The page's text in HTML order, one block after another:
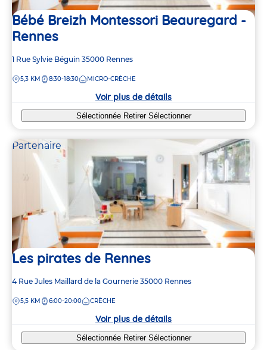
Bébé Breizh Montessori Beauregard -
Rennes
Adresse
la
1 Rue Sylvie Béguin 35000 Rennes
DISTANCE
5,3 KM 8:30-18:30 MICRO-CRÈCHE
Voir plus de détails
Sélectionnée Retirer Sélectionner
Partenaire
Les pirates de Rennes
Adresse
la
4 Rue Jules Maillard de la Gournerie 35000 Rennes
DISTANCE
5,5 KM 6:00-20:00 CRÈCHE
Voir plus de détails
Sélectionnée Retirer Sélectionner